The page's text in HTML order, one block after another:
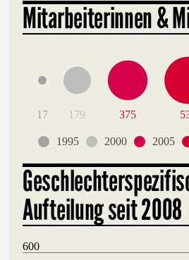
Mitarbeiterinnen &
17 179 375
1995 2000 2005
Aufteilung seit 2008
600